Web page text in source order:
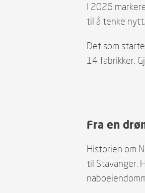
I 2026
til å tenke
Det som
14 fabrikker.
Fra en
Historien om
til Stavanger.